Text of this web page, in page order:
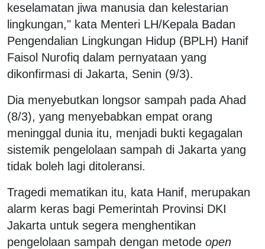
keselamatan jiwa manusia dan kelestarian
lingkungan," kata Menteri LH/Kepala Badan
Pengendalian Lingkungan Hidup (BPLH) Hanif
Faisol Nurofiq dalam pernyataan yang
dikonfirmasi di Jakarta, Senin (9/3).
Dia menyebutkan longsor sampah pada Ahad
(8/3), yang menyebabkan empat orang
meninggal dunia itu, menjadi bukti kegagalan
sistemik pengelolaan sampah di Jakarta yang
tidak boleh lagi ditoleransi.
Tragedi mematikan itu, kata Hanif, merupakan
alarm keras bagi Pemerintah Provinsi DKI
Jakarta untuk segera menghentikan
pengelolaan sampah dengan metode open